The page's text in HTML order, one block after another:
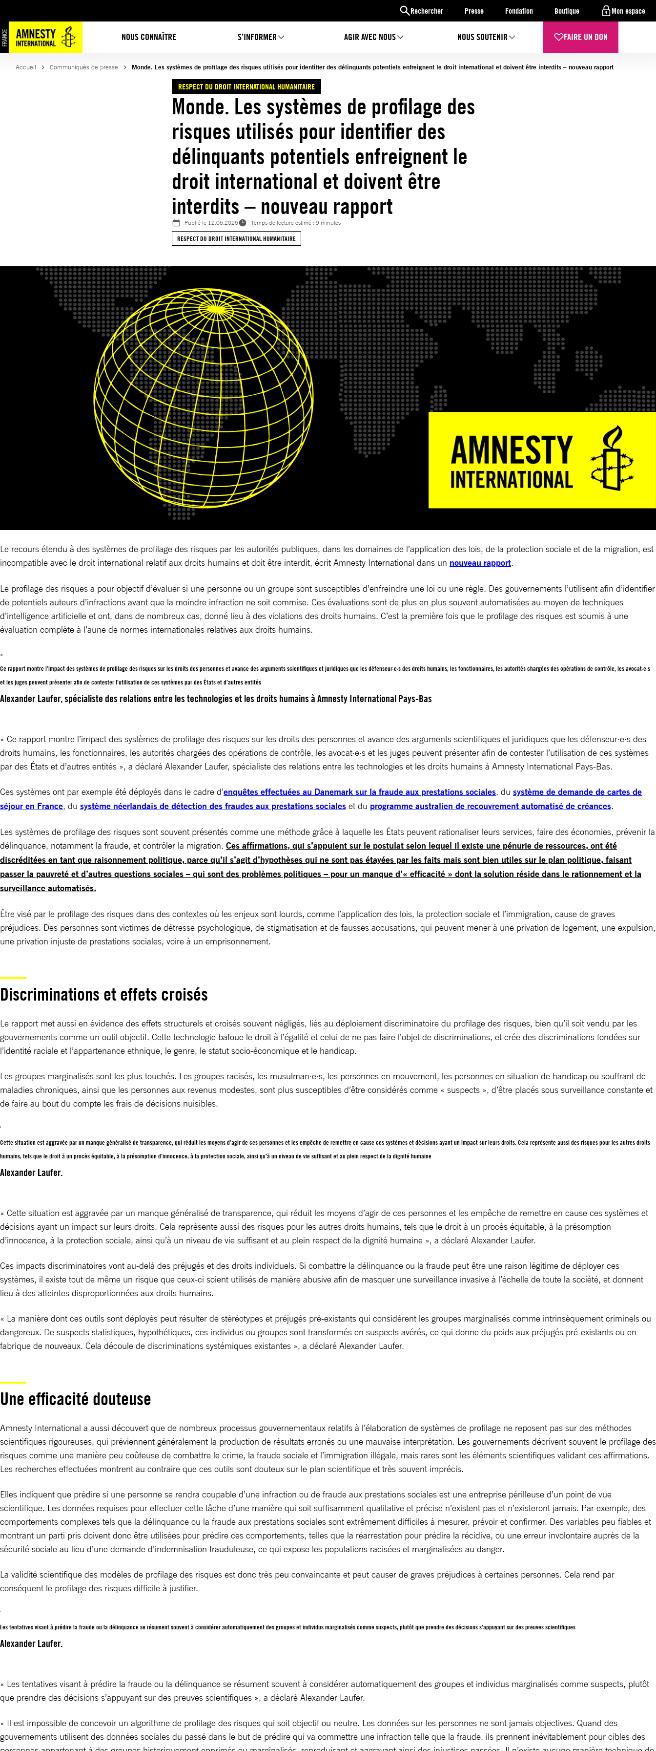
Rechercher Presse Fondation Boutique Mon espace
NOUS CONNAÎTRE S’INFORMER AGIR AVEC NOUS NOUS SOUTENIR FAIRE UN DON
au
contenu
Accueil Communiqués de presse Monde. Les systèmes de profilage des risques utilisés pour identifier des délinquants potentiels enfreignent le droit international et doivent être interdits – nouveau rapport
RESPECT DU DROIT INTERNATIONAL HUMANITAIRE
Monde. Les systèmes de profilage des
risques utilisés pour identifier des
délinquants potentiels enfreignent le
droit international et doivent être
interdits – nouveau rapport
Publié le 12.06.2026
Temps de lecture estimé : 9 minutes
RESPECT DU DROIT INTERNATIONAL HUMANITAIRE
Le recours étendu à des systèmes de profilage des risques par les autorités publiques, dans les domaines de l’application des lois, de la protection sociale et de la migration, est
incompatible avec le droit international relatif aux droits humains et doit être interdit, écrit Amnesty International dans un nouveau rapport.
Le profilage des risques a pour objectif d’évaluer si une personne ou un groupe sont susceptibles d’enfreindre une loi ou une règle. Des gouvernements l’utilisent afin d’identifier
de potentiels auteurs d’infractions avant que la moindre infraction ne soit commise. Ces évaluations sont de plus en plus souvent automatisées au moyen de techniques
d’intelligence artificielle et ont, dans de nombreux cas, donné lieu à des violations des droits humains. C’est la première fois que le profilage des risques est soumis à une
évaluation complète à l’aune de normes internationales relatives aux droits humains.
Ce rapport montre l’impact des systèmes de profilage des risques sur les droits des personnes et avance des arguments scientifiques et juridiques que les défenseur·e·s des droits humains, les fonctionnaires, les autorités chargées des opérations de contrôle, les avocat·e·s
et les juges peuvent présenter afin de contester l’utilisation de ces systèmes par des États et d’autres entités
Alexander Laufer, spécialiste des relations entre les technologies et les droits humains à Amnesty International Pays-Bas
« Ce rapport montre l’impact des systèmes de profilage des risques sur les droits des personnes et avance des arguments scientifiques et juridiques que les défenseur·e·s des
droits humains, les fonctionnaires, les autorités chargées des opérations de contrôle, les avocat·e·s et les juges peuvent présenter afin de contester l’utilisation de ces systèmes
par des États et d’autres entités », a déclaré Alexander Laufer, spécialiste des relations entre les technologies et les droits humains à Amnesty International Pays-Bas.
Ces systèmes ont par exemple été déployés dans le cadre d’enquêtes effectuées au Danemark sur la fraude aux prestations sociales, du système de demande de cartes de
séjour en France, du système néerlandais de détection des fraudes aux prestations sociales et du programme australien de recouvrement automatisé de créances.
Les systèmes de profilage des risques sont souvent présentés comme une méthode grâce à laquelle les États peuvent rationaliser leurs services, faire des économies, prévenir la
délinquance, notamment la fraude, et contrôler la migration. Ces affirmations, qui s’appuient sur le postulat selon lequel il existe une pénurie de ressources, ont été
discréditées en tant que raisonnement politique, parce qu’il s’agit d’hypothèses qui ne sont pas étayées par les faits mais sont bien utiles sur le plan politique, faisant
passer la pauvreté et d’autres questions sociales – qui sont des problèmes politiques – pour un manque d’« efficacité » dont la solution réside dans le rationnement et la
surveillance automatisés.
Être visé par le profilage des risques dans des contextes où les enjeux sont lourds, comme l’application des lois, la protection sociale et l’immigration, cause de graves
préjudices. Des personnes sont victimes de détresse psychologique, de stigmatisation et de fausses accusations, qui peuvent mener à une privation de logement, une expulsion,
une privation injuste de prestations sociales, voire à un emprisonnement.
Discriminations et effets croisés
Le rapport met aussi en évidence des effets structurels et croisés souvent négligés, liés au déploiement discriminatoire du profilage des risques, bien qu’il soit vendu par les
gouvernements comme un outil objectif. Cette technologie bafoue le droit à l’égalité et celui de ne pas faire l’objet de discriminations, et crée des discriminations fondées sur
l’identité raciale et l’appartenance ethnique, le genre, le statut socio-économique et le handicap.
Les groupes marginalisés sont les plus touchés. Les groupes racisés, les musulman·e·s, les personnes en mouvement, les personnes en situation de handicap ou souffrant de
maladies chroniques, ainsi que les personnes aux revenus modestes, sont plus susceptibles d’être considérés comme « suspects », d’être placés sous surveillance constante et
de faire au bout du compte les frais de décisions nuisibles.
Cette situation est aggravée par un manque généralisé de transparence, qui réduit les moyens d’agir de ces personnes et les empêche de remettre en cause ces systèmes et décisions ayant un impact sur leurs droits. Cela représente aussi des risques pour les autres droits
humains, tels que le droit à un procès équitable, à la présomption d’innocence, à la protection sociale, ainsi qu’à un niveau de vie suffisant et au plein respect de la dignité humaine
Alexander Laufer.
« Cette situation est aggravée par un manque généralisé de transparence, qui réduit les moyens d’agir de ces personnes et les empêche de remettre en cause ces systèmes et
décisions ayant un impact sur leurs droits. Cela représente aussi des risques pour les autres droits humains, tels que le droit à un procès équitable, à la présomption
d’innocence, à la protection sociale, ainsi qu’à un niveau de vie suffisant et au plein respect de la dignité humaine », a déclaré Alexander Laufer.
Ces impacts discriminatoires vont au-delà des préjugés et des droits individuels. Si combattre la délinquance ou la fraude peut être une raison légitime de déployer ces
systèmes, il existe tout de même un risque que ceux-ci soient utilisés de manière abusive afin de masquer une surveillance invasive à l’échelle de toute la société, et donnent
lieu à des atteintes disproportionnées aux droits humains.
« La manière dont ces outils sont déployés peut résulter de stéréotypes et préjugés pré-existants qui considèrent les groupes marginalisés comme intrinsèquement criminels ou
dangereux. De suspects statistiques, hypothétiques, ces individus ou groupes sont transformés en suspects avérés, ce qui donne du poids aux préjugés pré-existants ou en
fabrique de nouveaux. Cela découle de discriminations systémiques existantes », a déclaré Alexander Laufer.
Une efficacité douteuse
Amnesty International a aussi découvert que de nombreux processus gouvernementaux relatifs à l’élaboration de systèmes de profilage ne reposent pas sur des méthodes
scientifiques rigoureuses, qui préviennent généralement la production de résultats erronés ou une mauvaise interprétation. Les gouvernements décrivent souvent le profilage des
risques comme une manière peu coûteuse de combattre le crime, la fraude sociale et l’immigration illégale, mais rares sont les éléments scientifiques validant ces affirmations.
Les recherches effectuées montrent au contraire que ces outils sont douteux sur le plan scientifique et très souvent imprécis.
Elles indiquent que prédire si une personne se rendra coupable d’une infraction ou de fraude aux prestations sociales est une entreprise périlleuse d’un point de vue
scientifique. Les données requises pour effectuer cette tâche d’une manière qui soit suffisamment qualitative et précise n’existent pas et n’existeront jamais. Par exemple, des
comportements complexes tels que la délinquance ou la fraude aux prestations sociales sont extrêmement difficiles à mesurer, prévoir et confirmer. Des variables peu fiables et
montrant un parti pris doivent donc être utilisées pour prédire ces comportements, telles que la réarrestation pour prédire la récidive, ou une erreur involontaire auprès de la
sécurité sociale au lieu d’une demande d’indemnisation frauduleuse, ce qui expose les populations racisées et marginalisées au danger.
La validité scientifique des modèles de profilage des risques est donc très peu convaincante et peut causer de graves préjudices à certaines personnes. Cela rend par
conséquent le profilage des risques difficile à justifier.
Les tentatives visant à prédire la fraude ou la délinquance se résument souvent à considérer automatiquement des groupes et individus marginalisés comme suspects, plutôt que prendre des décisions s’appuyant sur des preuves scientifiques
Alexander Laufer.
« Les tentatives visant à prédire la fraude ou la délinquance se résument souvent à considérer automatiquement des groupes et individus marginalisés comme suspects, plutôt
que prendre des décisions s’appuyant sur des preuves scientifiques », a déclaré Alexander Laufer.
« Il est impossible de concevoir un algorithme de profilage des risques qui soit objectif ou neutre. Les données sur les personnes ne sont jamais objectives. Quand des
gouvernements utilisent des données sociales du passé dans le but de prédire qui va commettre une infraction telle que la fraude, ils prennent inévitablement pour cibles des